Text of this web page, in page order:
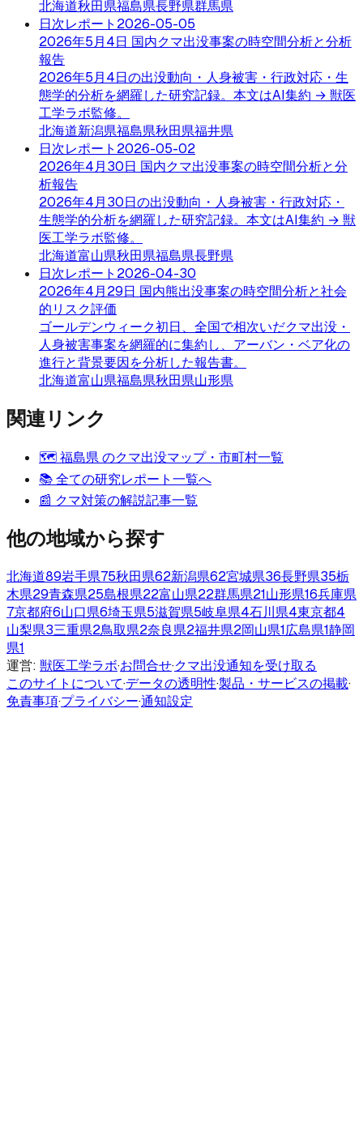
北海道秋田県福島県長野県群馬県
日次レポート 2026-05-05
2026年5月4日 国内クマ出没事案の時空間分析と分析
報告
2026年5月4日の出没動向・人身被害・行政対応・生
態学的分析を網羅した研究記録。本文はAI集約 → 獣医
工学ラボ監修。
北海道新潟県福島県秋田県福井県
日次レポート 2026-05-02
2026年4月30日 国内クマ出没事案の時空間分析と分
析報告
2026年4月30日の出没動向・人身被害・行政対応・
生態学的分析を網羅した研究記録。本文はAI集約 → 獣
医工学ラボ監修。
北海道富山県秋田県福島県長野県
日次レポート 2026-04-30
2026年4月29日 国内熊出没事案の時空間分析と社会
的リスク評価
ゴールデンウィーク初日、全国で相次いだクマ出没・
人身被害事案を網羅的に集約し、アーバン・ベア化の
進行と背景要因を分析した報告書。
北海道富山県福島県秋田県山形県
関連リンク
🗺️福島県のクマ出没マップ・市町村一覧
📚 全ての研究レポート一覧へ
📰 クマ対策の解説記事一覧
他の地域から探す
北海道89岩手県75秋田県62新潟県62宮城県36長野県35栃
木県29青森県25島根県22富山県22群馬県21山形県16兵庫県
7京都府6山口県6埼玉県5滋賀県5岐阜県4石川県4東京都4
山梨県3三重県2鳥取県2奈良県2福井県2岡山県1広島県1静岡
県1
運営: 獣医工学ラボ·お問合せ·クマ出没通知を受け取る
このサイトについて·データの透明性·製品・サービスの掲載·
免責事項·プライバシー·通知設定